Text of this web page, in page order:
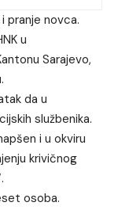
pranje novca.
u
Sarajevo,
da u
službenika.
i u okviru
krivičnog
osoba.